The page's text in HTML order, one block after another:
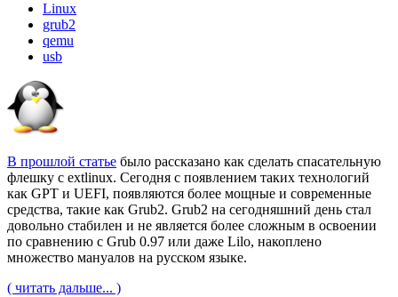
Linux
grub2
qemu
usb
В прошлой статье было рассказано как сделать спасательную
флешку с extlinux. Сегодня с появлением таких технологий
как GPT и UEFI, появляются более мощные и современные
средства, такие как Grub2. Grub2 на сегодняшний день стал
довольно стабилен и не является более сложным в освоении
по сравнению с Grub 0.97 или даже Lilo, накоплено
множество мануалов на русском языке.
( читать дальше... )